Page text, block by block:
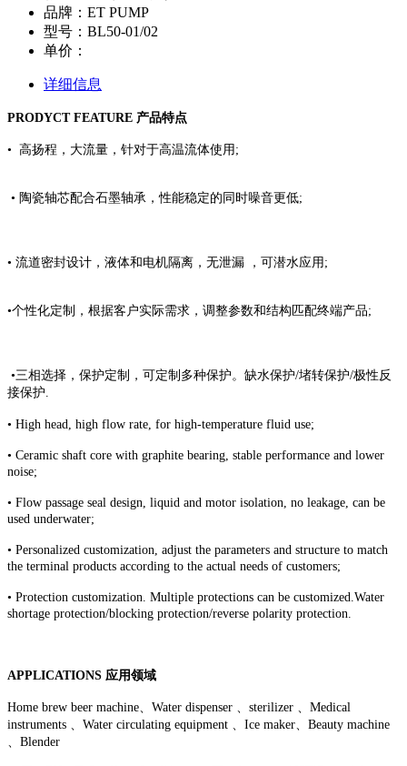
品牌：ET PUMP
型号：BL50-01/02
单价：
详细信息
PRODYCT FEATURE 产品特点
• 高扬程，大流量，针对于高温流体使用;
• 陶瓷轴芯配合石墨轴承，性能稳定的同时噪音更低;
• 流道密封设计，液体和电机隔离，无泄漏 ，可潜水应用;
•个性化定制，根据客户实际需求，调整参数和结构匹配终端产品;
•三相选择，保护定制，可定制多种保护。缺水保护/堵转保护/极性反
接保护.
• High head, high flow rate, for high-temperature fluid use;
• Ceramic shaft core with graphite bearing, stable performance and lower
noise;
• Flow passage seal design, liquid and motor isolation, no leakage, can be
used underwater;
• Personalized customization, adjust the parameters and structure to match
the terminal products according to the actual needs of customers;
• Protection customization. Multiple protections can be customized.Water
shortage protection/blocking protection/reverse polarity protection.
APPLICATIONS 应用领域
Home brew beer machine、Water dispenser 、sterilizer 、Medical
instruments 、Water circulating equipment 、Ice maker、Beauty machine
、Blender